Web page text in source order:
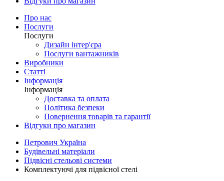
Про нас
Послуги
Послуги
Дизайн інтер'єра
Послуги вантажників
Виробники
Статті
Інформація
Інформація
Доставка та оплата
Політика безпеки
Повернення товарів та гарантії
Відгуки про магазин
Петрович Україна
Будівельні матеріали
Підвісні стельові системи
Комплектуючі для підвісної стелі